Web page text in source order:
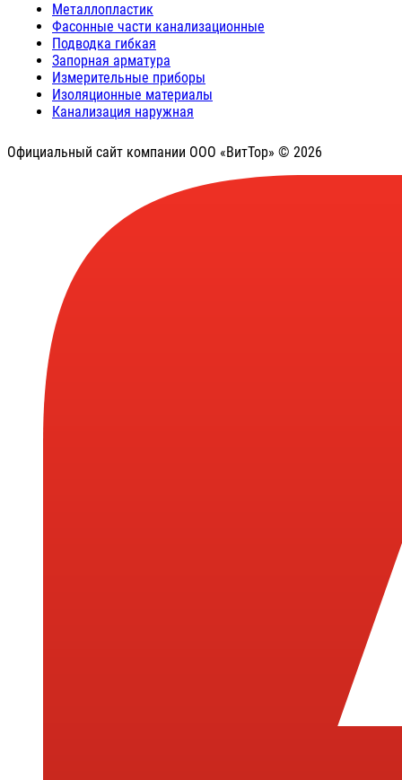
Металлопластик
Фасонные части канализационные
Подводка гибкая
Запорная арматура
Измерительные приборы
Изоляционные материалы
Канализация наружная
Официальный сайт компании ООО «ВитТор» © 2026